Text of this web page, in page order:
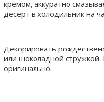
кремом, аккуратно
десерт в холодильник на
Декорировать
или шоколадной стружкой.
оригинально.